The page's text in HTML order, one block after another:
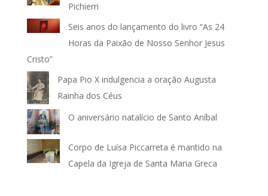
Pichierri
Seis anos do lançamento do livro “As 24
Horas da Paixão de Nosso Senhor Jesus
Cristo”
Papa Pio X indulgencia a oração Augusta
Rainha dos Céus
O aniversário natalício de Santo Aníbal
Corpo de Luísa Piccarreta é mantido na
Capela da Igreja de Santa Maria Greca